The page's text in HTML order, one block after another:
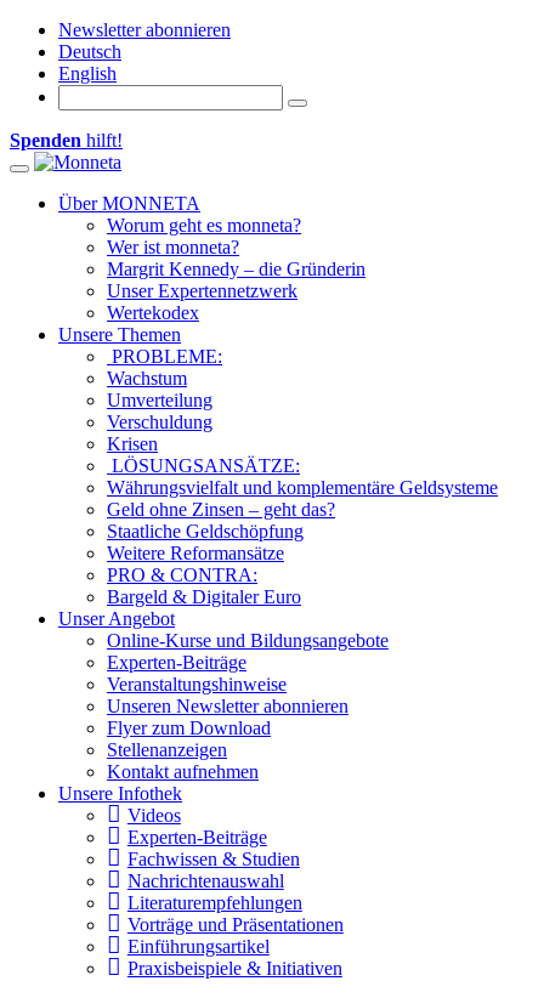
Newsletter abonnieren
Deutsch
English
Spenden hilft!
Toggle navigation
Über MONNETA
Worum geht es monneta?
Wer ist monneta?
Margrit Kennedy – die Gründerin
Unser Expertennetzwerk
Wertekodex
Unsere Themen
PROBLEME:
Wachstum
Umverteilung
Verschuldung
Krisen
LÖSUNGSANSÄTZE:
Währungsvielfalt und komplementäre Geldsysteme
Geld ohne Zinsen – geht das?
Staatliche Geldschöpfung
Weitere Reformansätze
PRO & CONTRA:
Bargeld & Digitaler Euro
Unser Angebot
Online-Kurse und Bildungsangebote
Experten-Beiträge
Veranstaltungshinweise
Unseren Newsletter abonnieren
Flyer zum Download
Stellenanzeigen
Kontakt aufnehmen
Unsere Infothek
Videos
Experten-Beiträge
Fachwissen & Studien
Nachrichtenauswahl
Literaturempfehlungen
Vorträge und Präsentationen
Einführungsartikel
Praxisbeispiele & Initiativen